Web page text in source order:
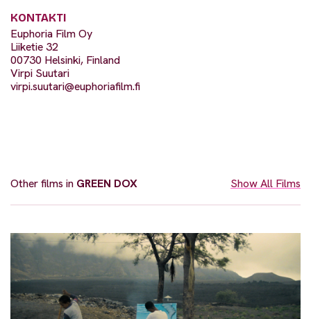
KONTAKTI
Euphoria Film Oy
Liiketie 32
00730 Helsinki, Finland
Virpi Suutari
virpi.suutari@euphoriafilm.fi
Other films in GREEN DOX Show All Films